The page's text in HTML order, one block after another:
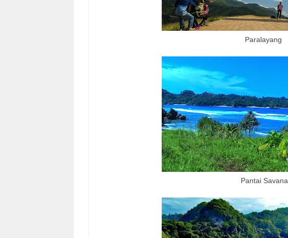
Paralayang
Pantai Savana